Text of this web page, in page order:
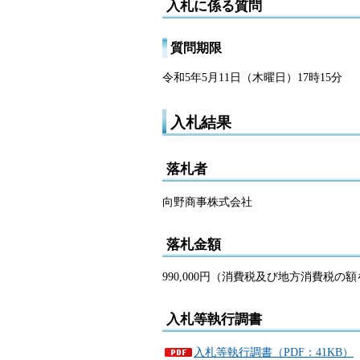
入札に係る質問
質問期限
令和5年5月11日（木曜日）17時15分
入札結果
落札者
向野商事株式会社
落札金額
990,000円（消費税及び地方消費税の額
入札等執行調書
入札等執行調書（PDF：41KB）